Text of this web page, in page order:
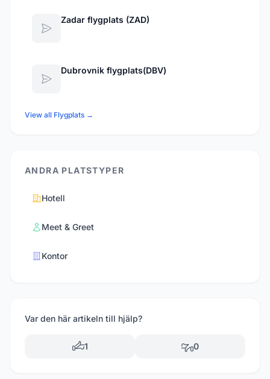
Zadar flygplats (ZAD)
Dubrovnik flygplats(DBV)
View all Flygplats →
ANDRA PLATSTYPER
Hotell
Meet & Greet
Kontor
Var den här artikeln till hjälp?
1 0